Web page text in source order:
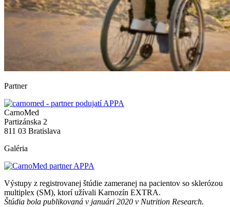
Partner
CarnoMed
Partizánska 2
811 03 Bratislava
Galéria
Výstupy z registrovanej štúdie zameranej na pacientov so sklerózou
multiplex (SM), ktorí užívali Karnozín EXTRA.
Štúdia bola publikovaná v januári 2020 v Nutrition Research.